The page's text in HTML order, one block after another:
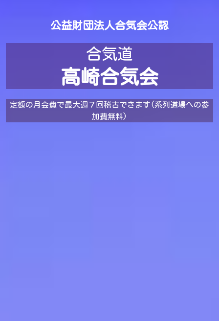
公益財団法人合気会公認
合気道
高崎合気会
定額の月会費で最大週７回稽古できます(系列道場への参
加費無料)